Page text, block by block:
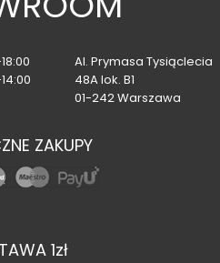
Al. Prymasa Tysiąclecia
48A lok. B1
01-242 Warszawa
ZAKUPY
1zł